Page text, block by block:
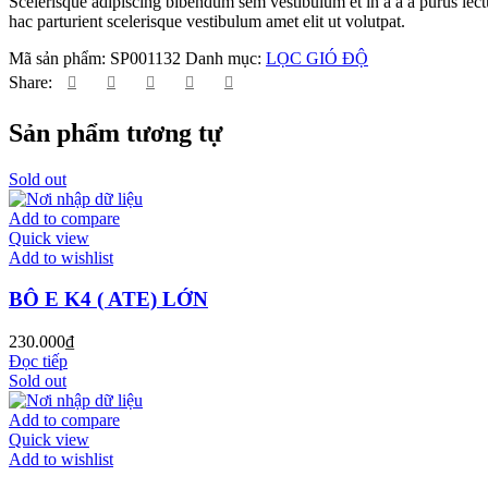
hac parturient scelerisque vestibulum amet elit ut volutpat.
Mã sản phẩm: SP001132 Danh mục: LỌC GIÓ ĐỘ
Share:
Sản phẩm tương tự
Sold out
Add to compare
Quick view
Add to wishlist
BÔ E K4 ( ATE) LỚN
230.000₫
Đọc tiếp
Sold out
Add to compare
Quick view
Add to wishlist